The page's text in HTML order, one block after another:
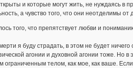
и которые могут жить, не нуждаясь в
а чувство того, что они неотделимы от
того, что препятствует любви и
я буду страдать, в этом не будет
агонии и духовной агонии тоже. Но в
телом, как мое, как ваше.